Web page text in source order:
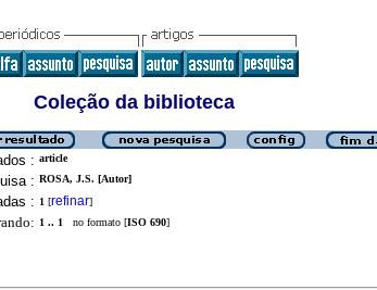
Coleção da biblioteca
: article
: ROSA, J.S. [Autor]
: 1 [refinar]
1 .. 1 no formato [ISO 690]